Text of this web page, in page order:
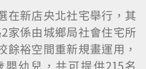
在新店央北社宅舉行，其
家係由城鄉局社會住宅所
餘裕空間重新規畫運用，
嬰幼兒，共可提供215名